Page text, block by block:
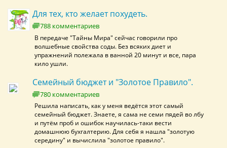
Для тех, кто желает похудеть.
788 комментариев
В передаче "Тайны Мира" сейчас говорили про
волшебные свойства соды. Без всяких диет и
упражнений полежала в ванной 20 минут и все, пара
кило ушли.
Семейный бюджет и "Золотое Правило".
780 комментариев
Решила написать, как у меня ведётся этот самый
семейный бюджет. Знаете, я сама не семи пядей во лбу
и путём проб и ошибок научилась-таки вести
домашнюю бухгалтерию. Для себя я нашла "золотую
середину" и вычислила "золотое правило".